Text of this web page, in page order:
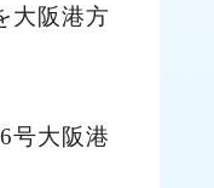
大阪港方
号大阪港